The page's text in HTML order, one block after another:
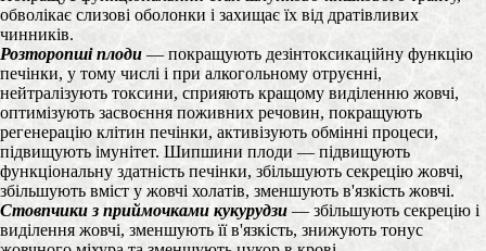
обволікає слизові оболонки і захищає їх від дратівливих
чинників.
Розторопші плоди— покращують дезінтоксикаційну функцію
печінки, у тому числі і при алкогольному отруєнні,
нейтралізують токсини, сприяють кращому виділенню жовчі,
оптимізують засвоєння поживних речовин, покращують
регенерацію клітин печінки, активізують обмінні процеси,
підвищують імунітет. Шипшини плоди — підвищують
функціональну здатність печінки, збільшують секрецію жовчі,
збільшують вміст у жовчі холатів, зменшують в'язкість жовчі.
Стовпчики з приймочками кукурудзи— збільшують секрецію і
виділення жовчі, зменшують її в'язкість, знижують тонус